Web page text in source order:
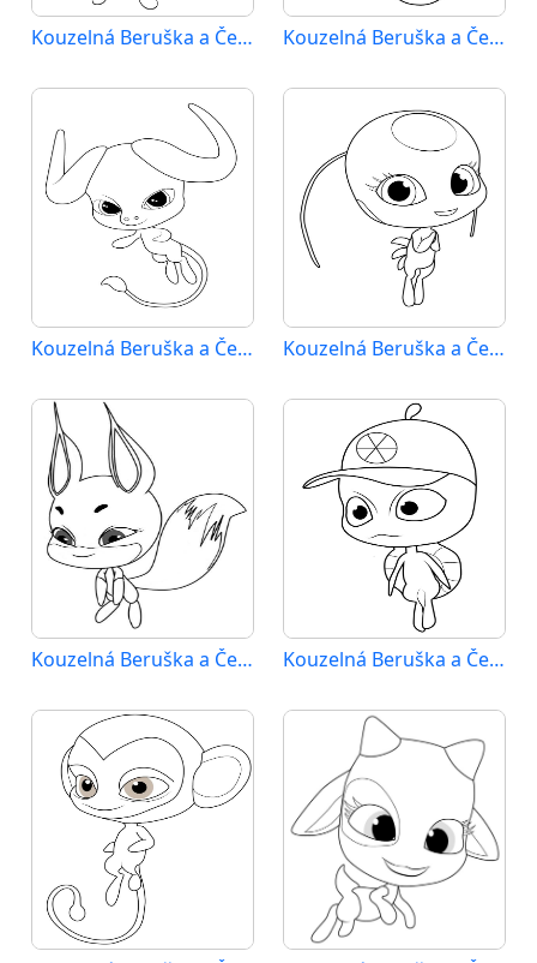
Kouzelná Beruška a Černý Kocour (9) Kouzelná Beruška a Černý Kocour (10)
Kouzelná Beruška a Černý Kocour (11) Kouzelná Beruška a Černý Kocour (12)
Kouzelná Beruška a Černý Kocour (13) Kouzelná Beruška a Černý Kocour (14)